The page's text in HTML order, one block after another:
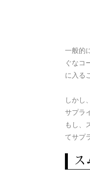
一般的
ぐなコ
に入る
しかし
サプラ
もし、
てサプ